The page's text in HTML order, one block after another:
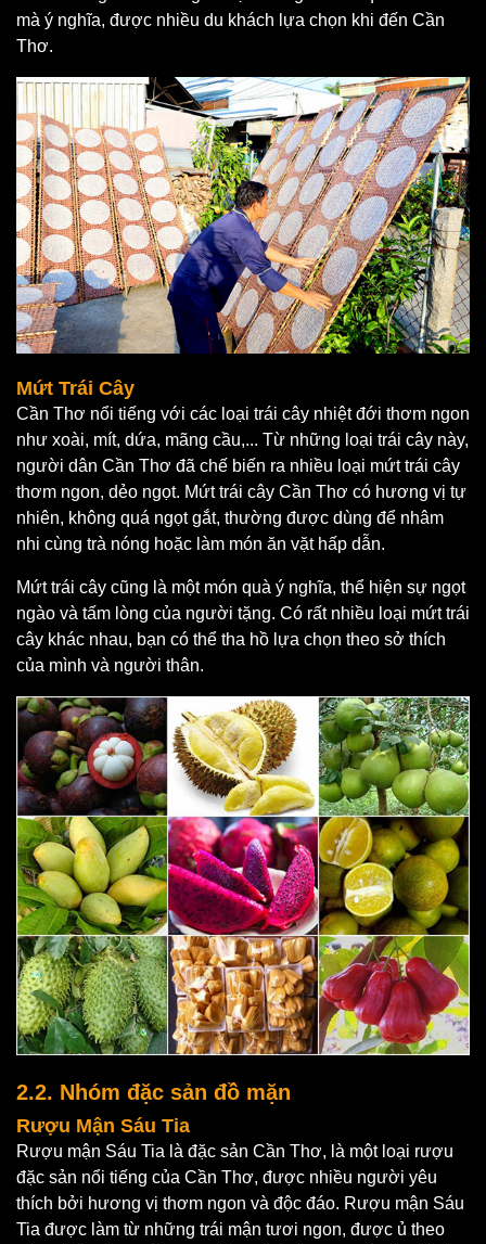
mà ý nghĩa, được nhiều du khách lựa chọn khi đến Cần
Thơ.
Mứt Trái Cây
Cần Thơ nổi tiếng với các loại trái cây nhiệt đới thơm ngon
như xoài, mít, dứa, mãng cầu,... Từ những loại trái cây này,
người dân Cần Thơ đã chế biến ra nhiều loại mứt trái cây
thơm ngon, dẻo ngọt. Mứt trái cây Cần Thơ có hương vị tự
nhiên, không quá ngọt gắt, thường được dùng để nhâm
nhi cùng trà nóng hoặc làm món ăn vặt hấp dẫn.
Mứt trái cây cũng là một món quà ý nghĩa, thể hiện sự ngọt
ngào và tấm lòng của người tặng. Có rất nhiều loại mứt trái
cây khác nhau, bạn có thể tha hồ lựa chọn theo sở thích
của mình và người thân.
2.2. Nhóm đặc sản đồ mặn
Rượu Mận Sáu Tia
Rượu mận Sáu Tia là đặc sản Cần Thơ, là một loại rượu
đặc sản nổi tiếng của Cần Thơ, được nhiều người yêu
thích bởi hương vị thơm ngon và độc đáo. Rượu mận Sáu
Tia được làm từ những trái mận tươi ngon, được ủ theo